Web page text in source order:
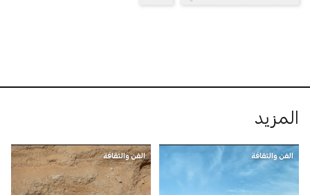
المزيد
الفن والثقافة الفن والثقافة